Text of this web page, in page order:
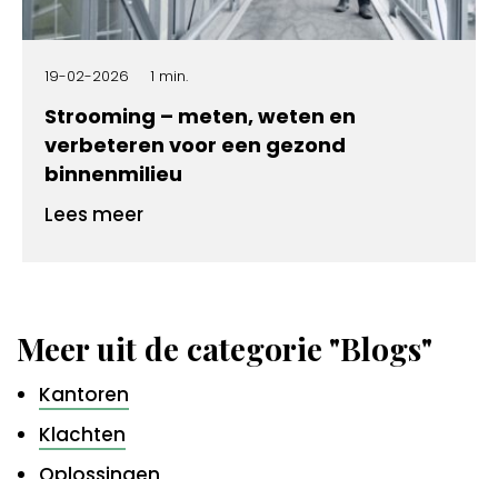
19-02-2026 1 min.
Strooming – meten, weten en
verbeteren voor een gezond
binnenmilieu
Lees meer
Meer uit de categorie "Blogs"
Kantoren
Klachten